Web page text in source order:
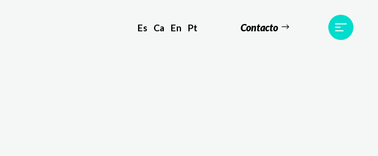
Es Ca En Pt Contacto